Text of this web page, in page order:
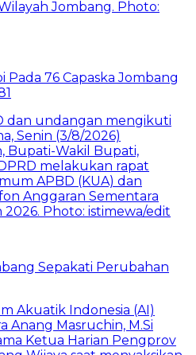
Pada 76 Capaska Jombang
Sepakati Perubahan